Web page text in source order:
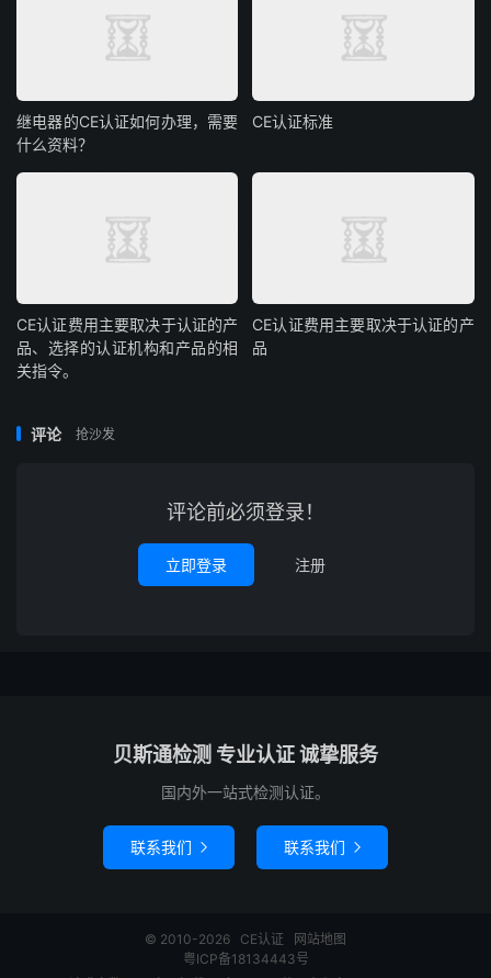
继电器的CE认证如何办理，需要
什么资料？
CE认证标准
CE认证费用主要取决于认证的产
品、选择的认证机构和产品的相
关指令。
CE认证费用主要取决于认证的产
品
评论 抢沙发
评论前必须登录！
立即登录 注册
贝斯通检测 专业认证 诚挚服务
国内外一站式检测认证。
联系我们  联系我们 
© 2010-2026 CE认证
网站地图
粤ICP备18134443号